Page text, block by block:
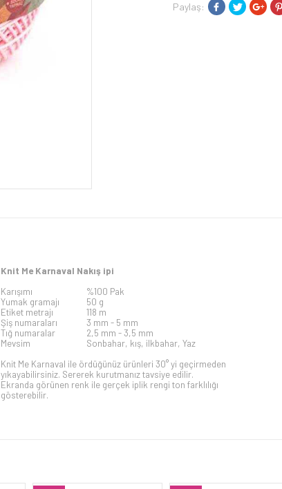
Paylaş:
Knit Me Karnaval Nakış ipi
Karışımı
%100 Pak
Yumak gramajı
50 g
Etiket metrajı
118 m
Şiş numaraları
3 mm - 5 mm
Tığ numaralar
2,5 mm - 3,5 mm
Mevsim
Sonbahar, kış, ilkbahar, Yaz
Knit Me Karnaval ile ördüğünüz ürünleri 30° yi geçirmeden
yıkayabilirsiniz. Sererek kurutmanız tavsiye edilir.
Ekranda görünen renk ile gerçek iplik rengi ton farklılığı
gösterebilir.